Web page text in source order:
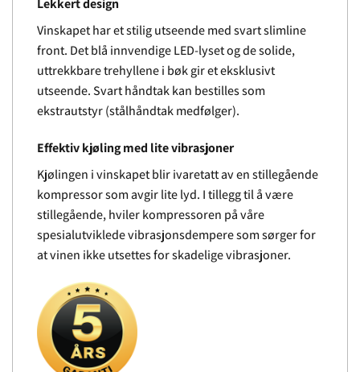
Lekkert design
Vinskapet har et stilig utseende med svart slimline
front. Det blå innvendige LED-lyset og de solide,
uttrekkbare trehyllene i bøk gir et eksklusivt
utseende. Svart håndtak kan bestilles som
ekstrautstyr (stålhåndtak medfølger).
Effektiv kjøling med lite vibrasjoner
Kjølingen i vinskapet blir ivaretatt av en stillegående
kompressor som avgir lite lyd. I tillegg til å være
stillegående, hviler kompressoren på våre
spesialutviklede vibrasjonsdempere som sørger for
at vinen ikke utsettes for skadelige vibrasjoner.